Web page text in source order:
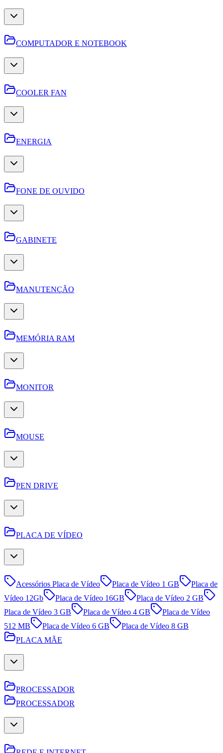
COMPUTADOR E NOTEBOOK
COOLER FAN
ENERGIA
FONE DE OUVIDO
GABINETE
MANUTENÇÃO
MEMÓRIA RAM
MONITOR
MOUSE
PEN DRIVE
PLACA DE VÍDEO
Acessórios Placa de Vídeo Placa de Vídeo 1 GB
Placa de
Vídeo 12Gb
Placa de Vídeo 16GB
Placa de Vídeo 2 GB
Placa de Vídeo 3 GB
Placa de Vídeo 4 GB
Placa de Vídeo
512 MB
Placa de Vídeo 6 GB
Placa de Vídeo 8 GB
PLACA MÃE
PROCESSADOR
PROCESSADOR